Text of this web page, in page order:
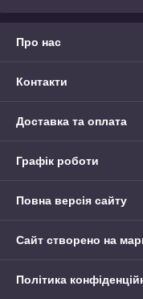
Про нас
Контакти
Доставка та оплата
Графік роботи
Повна версія сайту
Сайт створено на
Політика